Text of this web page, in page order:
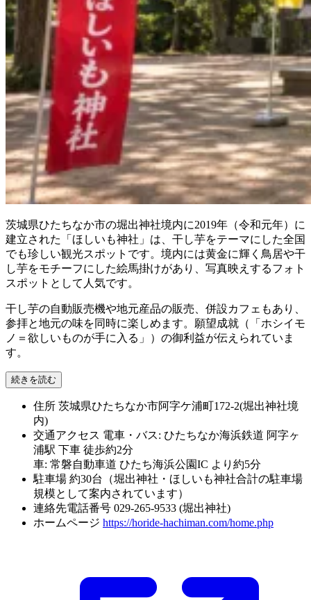
茨城県ひたちなか市の堀出神社境内に2019年（令和元年）に
建立された「ほしいも神社」は、干し芋をテーマにした全国
でも珍しい観光スポットです。境内には黄金に輝く鳥居や干
し芋をモチーフにした絵馬掛けがあり、写真映えするフォト
スポットとして人気です。
干し芋の自動販売機や地元産品の販売、併設カフェもあり、
参拝と地元の味を同時に楽しめます。願望成就（「ホシイモ
ノ＝欲しいものが手に入る」）の御利益が伝えられていま
す。
続きを読む
住所 茨城県ひたちなか市阿字ケ浦町172-2(堀出神社境
内)
交通アクセス 電車・バス: ひたちなか海浜鉄道 阿字ヶ
浦駅 下車 徒歩約2分
車: 常磐自動車道 ひたち海浜公園IC より約5分
駐車場 約30台（堀出神社・ほしいも神社合計の駐車場
規模として案内されています）
連絡先電話番号 029-265-9533 (堀出神社)
ホームページ https://horide-hachiman.com/home.php